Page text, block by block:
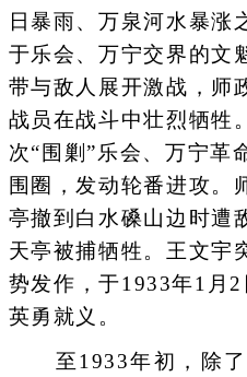
日暴雨、万泉河水暴涨
于乐会、万宁交界的文
带与敌人展开激战，师
战员在战斗中壮烈牺牲
次“围剿”乐会、万宁革
围圈，发动轮番进攻。
亭撤到白水磉山边时遭
天亭被捕牺牲。王文宇
势发作，于1933年1月
英勇就义。
至1933年初，除了